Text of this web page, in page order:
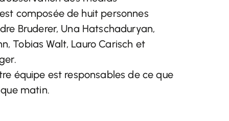
composée de huit personnes
Bruderer, Una Hatschaduryan,
Tobias Walt, Lauro Carisch et
équipe est responsables de ce que
matin.